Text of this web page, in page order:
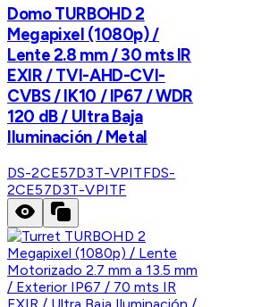
Domo TURBOHD 2
Megapixel (1080p) /
Lente 2.8 mm / 30 mts IR
EXIR / TVI-AHD-CVI-
CVBS / IK10 / IP67 / WDR
120 dB / Ultra Baja
Iluminación / Metal
DS-2CE57D3T-VPITFDS-
2CE57D3T-VPITF